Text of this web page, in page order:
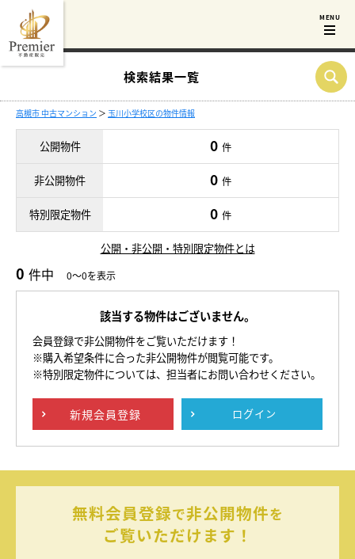
検索結果一覧
高槻市 中古マンション ＞ 玉川小学校区の物件情報
公開物件 0 件
非公開物件 0 件
特別限定物件 0 件
公開・非公開・特別限定物件とは
0 件中 0～0を表示
該当する物件はございません。
会員登録で非公開物件をご覧いただけます！
※購入希望条件に合った非公開物件が閲覧可能です。
※特別限定物件については、担当者にお問い合わせください。
新規会員登録 ログイン
無料会員登録で非公開物件を
ご覧いただけます！